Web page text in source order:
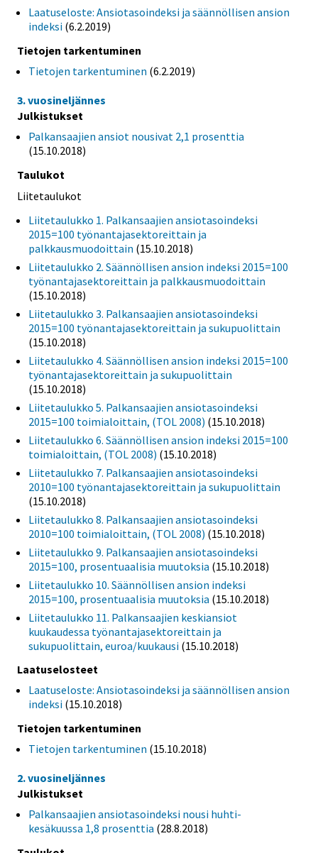
Laatuseloste: Ansiotasoindeksi ja säännöllisen ansion
indeksi (6.2.2019)
Tietojen tarkentuminen
Tietojen tarkentuminen (6.2.2019)
3. vuosineljännes
Julkistukset
Palkansaajien ansiot nousivat 2,1 prosenttia
(15.10.2018)
Taulukot
Liitetaulukot
Liitetaulukko 1. Palkansaajien ansiotasoindeksi
2015=100 työnantajasektoreittain ja
palkkausmuodoittain (15.10.2018)
Liitetaulukko 2. Säännöllisen ansion indeksi 2015=100
työnantajasektoreittain ja palkkausmuodoittain
(15.10.2018)
Liitetaulukko 3. Palkansaajien ansiotasoindeksi
2015=100 työnantajasektoreittain ja sukupuolittain
(15.10.2018)
Liitetaulukko 4. Säännöllisen ansion indeksi 2015=100
työnantajasektoreittain ja sukupuolittain
(15.10.2018)
Liitetaulukko 5. Palkansaajien ansiotasoindeksi
2015=100 toimialoittain, (TOL 2008) (15.10.2018)
Liitetaulukko 6. Säännöllisen ansion indeksi 2015=100
toimialoittain, (TOL 2008) (15.10.2018)
Liitetaulukko 7. Palkansaajien ansiotasoindeksi
2010=100 työnantajasektoreittain ja sukupuolittain
(15.10.2018)
Liitetaulukko 8. Palkansaajien ansiotasoindeksi
2010=100 toimialoittain, (TOL 2008) (15.10.2018)
Liitetaulukko 9. Palkansaajien ansiotasoindeksi
2015=100, prosentuaalisia muutoksia (15.10.2018)
Liitetaulukko 10. Säännöllisen ansion indeksi
2015=100, prosentuaalisia muutoksia (15.10.2018)
Liitetaulukko 11. Palkansaajien keskiansiot
kuukaudessa työnantajasektoreittain ja
sukupuolittain, euroa/kuukausi (15.10.2018)
Laatuselosteet
Laatuseloste: Ansiotasoindeksi ja säännöllisen ansion
indeksi (15.10.2018)
Tietojen tarkentuminen
Tietojen tarkentuminen (15.10.2018)
2. vuosineljännes
Julkistukset
Palkansaajien ansiotasoindeksi nousi huhti-
kesäkuussa 1,8 prosenttia (28.8.2018)